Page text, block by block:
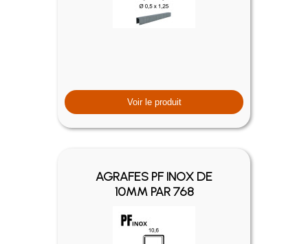
Voir le produit
AGRAFES PF INOX DE
10MM PAR 768